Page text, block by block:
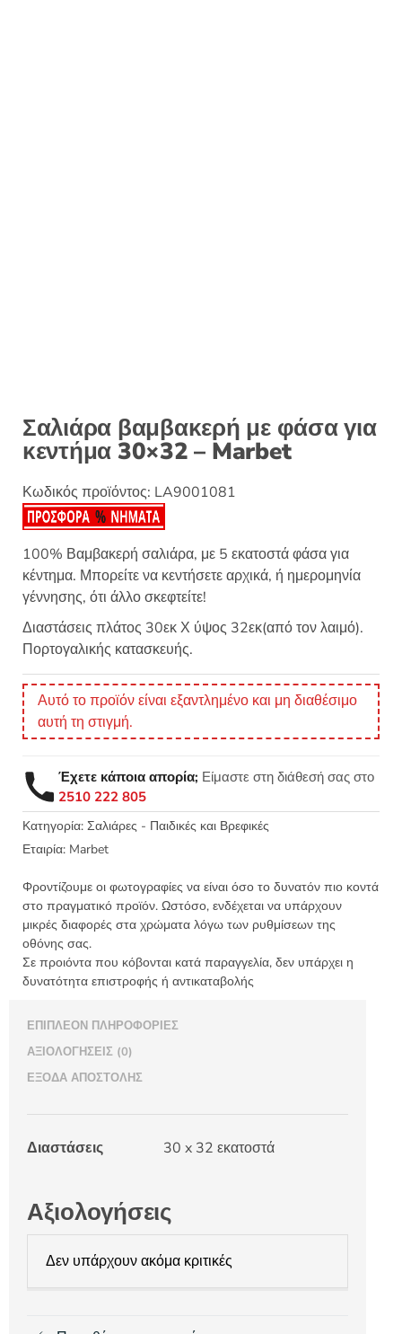
Σαλιάρα βαμβακερή με φάσα για
κεντήμα 30×32 – Marbet
Κωδικός προϊόντος: LA9001081
100% Βαμβακερή σαλιάρα, με 5 εκατοστά φάσα για
κέντημα. Μπορείτε να κεντήσετε αρχικά, ή ημερομηνία
γέννησης, ότι άλλο σκεφτείτε!
Διαστάσεις πλάτος 30εκ Χ ύψος 32εκ(από τον λαιμό).
Πορτογαλικής κατασκευής.
Αυτό το προϊόν είναι εξαντλημένο και μη διαθέσιμο
αυτή τη στιγμή.
Έχετε κάποια απορία; Είμαστε στη διάθεσή σας στο
2510 222 805
Κατηγορία: Σαλιάρες - Παιδικές και Βρεφικές
Εταιρία: Marbet
Φροντίζουμε οι φωτογραφίες να είναι όσο το δυνατόν πιο κοντά
στο πραγματικό προϊόν. Ωστόσο, ενδέχεται να υπάρχουν
μικρές διαφορές στα χρώματα λόγω των ρυθμίσεων της
οθόνης σας.
Σε προιόντα που κόβονται κατά παραγγελία, δεν υπάρχει η
δυνατότητα επιστροφής ή αντικαταβολής
ΕΠΙΠΛΈΟΝ ΠΛΗΡΟΦΟΡΊΕΣ
ΑΞΙΟΛΟΓΉΣΕΙΣ (0)
ΈΞΟΔΑ ΑΠΟΣΤΟΛΉΣ
Διαστάσεις 30 x 32 εκατοστά
Αξιολογήσεις
Δεν υπάρχουν ακόμα κριτικές